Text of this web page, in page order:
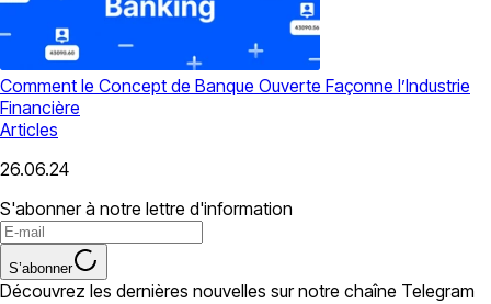
Comment le Concept de Banque Ouverte Façonne l’Industrie
Financière
Articles
26.06.24
S'abonner à notre lettre d'information
S’abonner
Découvrez les dernières nouvelles sur notre chaîne Telegram